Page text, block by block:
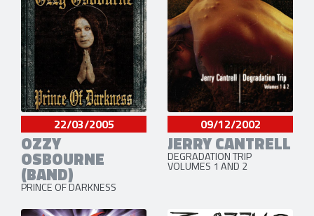
22/03/2005
OZZY
OSBOURNE
(BAND)
PRINCE OF DARKNESS
09/12/2002
JERRY CANTRELL
DEGRADATION TRIP
VOLUMES 1 AND 2